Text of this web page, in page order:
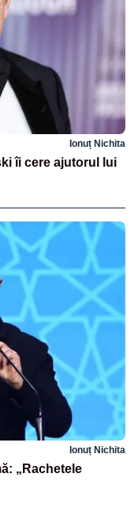
Ionuț Nichita
îi cere ajutorul lui
Ionuț Nichita
„Rachetele